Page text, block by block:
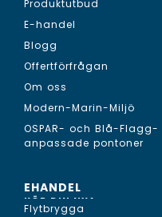
Produktutbud
E-handel
Blogg
Offertförfrågan
Om oss
Modern-Marin-Miljö
OSPAR- och Blå-Flagg-
anpassade pontoner
EHANDEL
KÖP DIN NYA...
Flytbrygga